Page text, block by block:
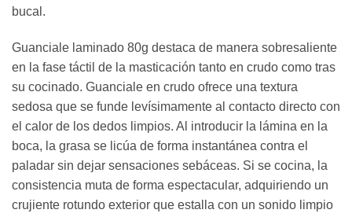
bucal.
Guanciale laminado 80g destaca de manera sobresaliente
en la fase táctil de la masticación tanto en crudo como tras
su cocinado. Guanciale en crudo ofrece una textura
sedosa que se funde levísimamente al contacto directo con
el calor de los dedos limpios. Al introducir la lámina en la
boca, la grasa se licúa de forma instantánea contra el
paladar sin dejar sensaciones sebáceas. Si se cocina, la
consistencia muta de forma espectacular, adquiriendo un
crujiente rotundo exterior que estalla con un sonido limpio